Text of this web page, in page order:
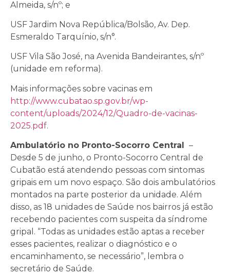
Almeida, s/nº; e
USF Jardim Nova República/Bolsão, Av. Dep.
Esmeraldo Tarquínio, s/n°.
USF Vila São José, na Avenida Bandeirantes, s/nº
(unidade em reforma).
Mais informações sobre vacinas em
http://www.cubatao.sp.gov.br/wp-
content/uploads/2024/12/Quadro-de-vacinas-
2025.pdf.
Ambulatório no Pronto-Socorro Central –
Desde 5 de junho, o Pronto-Socorro Central de
Cubatão está atendendo pessoas com sintomas
gripais em um novo espaço. São dois ambulatórios
montados na parte posterior da unidade. Além
disso, as 18 unidades de Saúde nos bairros já estão
recebendo pacientes com suspeita da síndrome
gripal. “Todas as unidades estão aptas a receber
esses pacientes, realizar o diagnóstico e o
encaminhamento, se necessário”, lembra o
secretário de Saúde.